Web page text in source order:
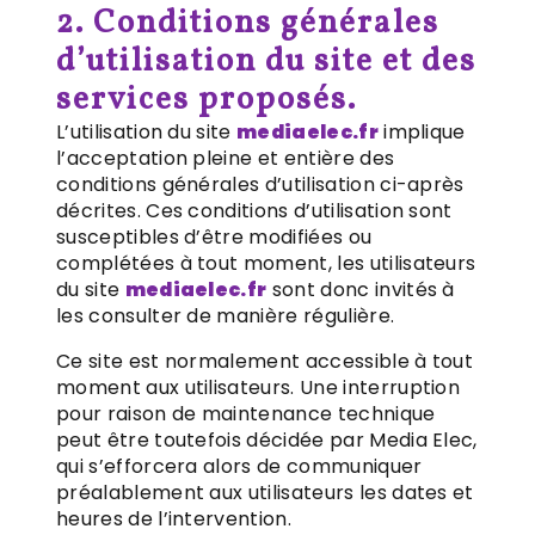
2. Conditions générales
d’utilisation du site et des
services proposés.
L’utilisation du site mediaelec.frimplique
l’acceptation pleine et entière des
conditions générales d’utilisation ci-après
décrites. Ces conditions d’utilisation sont
susceptibles d’être modifiées ou
complétées à tout moment, les utilisateurs
du site mediaelec.fr sont donc invités à
les consulter de manière régulière.
Ce site est normalement accessible à tout
moment aux utilisateurs. Une interruption
pour raison de maintenance technique
peut être toutefois décidée par Media Elec,
qui s’efforcera alors de communiquer
préalablement aux utilisateurs les dates et
heures de l’intervention.